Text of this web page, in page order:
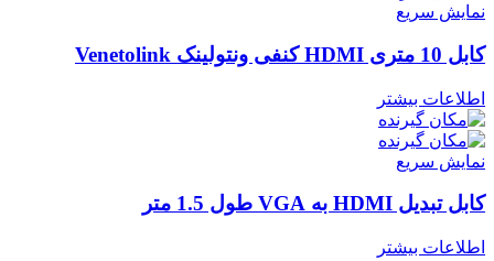
نمایش سریع
کابل 10 متری HDMI کنفی ونتولینک Venetolink
اطلاعات بیشتر
نمایش سریع
کابل تبدیل HDMI به VGA طول 1.5 متر
اطلاعات بیشتر